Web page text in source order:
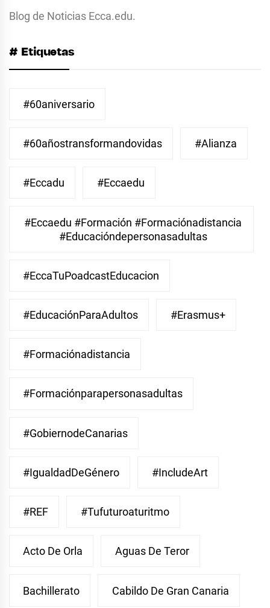
Blog de Noticias Ecca.edu.
# Etiquetas
#60aniversario
#60añostransformandovidas #Alianza
#eccadu #eccaedu
#eccaedu #formación #formaciónadistancia
#educacióndepersonasadultas
#EccaTuPoadcastEducacion
#EducaciónParaAdultos #Erasmus+
#Formaciónadistancia
#Formaciónparapersonasadultas
#GobiernodeCanarias
#IgualdadDeGénero #IncludeArt
#REF #Tufuturoaturitmo
Acto De Orla Aguas De Teror
Bachillerato Cabildo De Gran Canaria